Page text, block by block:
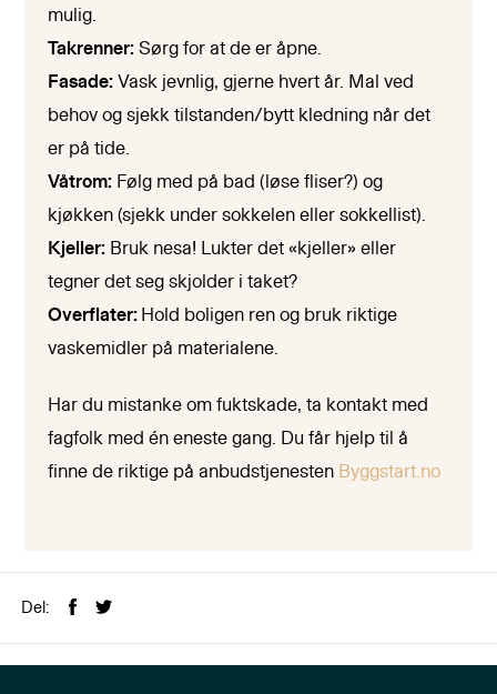
mulig.
Takrenner:Sørg for at de er åpne.
Fasade:Vask jevnlig, gjerne hvert år. Mal ved
behov og sjekk tilstanden/bytt kledning når det
er på tide.
Våtrom:Følg med på bad (løse fliser?) og
kjøkken (sjekk under sokkelen eller sokkellist).
Kjeller:Bruk nesa! Lukter det «kjeller» eller
tegner det seg skjolder i taket?
Overflater: Hold boligen ren og bruk riktige
vaskemidler på materialene.
Har du mistanke om fuktskade, ta kontakt med
fagfolk med én eneste gang. Du får hjelp til å
finne de riktige på anbudstjenesten Byggstart.no
Del: